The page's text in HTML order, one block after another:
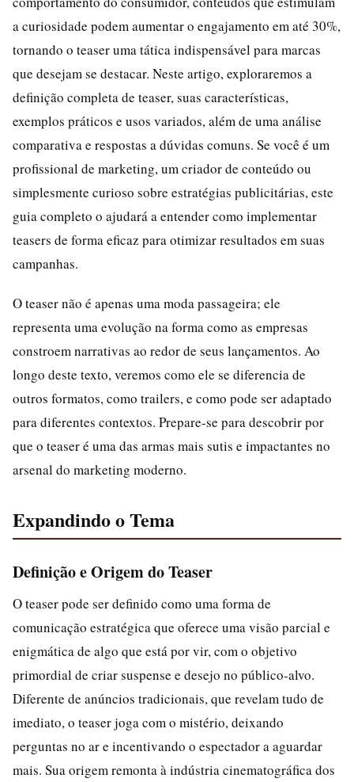
a curiosidade podem aumentar o engajamento em até 30%,
tornando o teaser uma tática indispensável para marcas
que desejam se destacar. Neste artigo, exploraremos a
definição completa de teaser, suas características,
exemplos práticos e usos variados, além de uma análise
comparativa e respostas a dúvidas comuns. Se você é um
profissional de marketing, um criador de conteúdo ou
simplesmente curioso sobre estratégias publicitárias, este
guia completo o ajudará a entender como implementar
teasers de forma eficaz para otimizar resultados em suas
campanhas.
O teaser não é apenas uma moda passageira; ele
representa uma evolução na forma como as empresas
constroem narrativas ao redor de seus lançamentos. Ao
longo deste texto, veremos como ele se diferencia de
outros formatos, como trailers, e como pode ser adaptado
para diferentes contextos. Prepare-se para descobrir por
que o teaser é uma das armas mais sutis e impactantes no
arsenal do marketing moderno.
Expandindo o Tema
Definição e Origem do Teaser
O teaser pode ser definido como uma forma de
comunicação estratégica que oferece uma visão parcial e
enigmática de algo que está por vir, com o objetivo
primordial de criar suspense e desejo no público-alvo.
Diferente de anúncios tradicionais, que revelam tudo de
imediato, o teaser joga com o mistério, deixando
perguntas no ar e incentivando o espectador a aguardar
mais. Sua origem remonta à indústria cinematográfica dos